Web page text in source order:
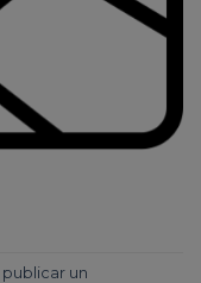
publicar un